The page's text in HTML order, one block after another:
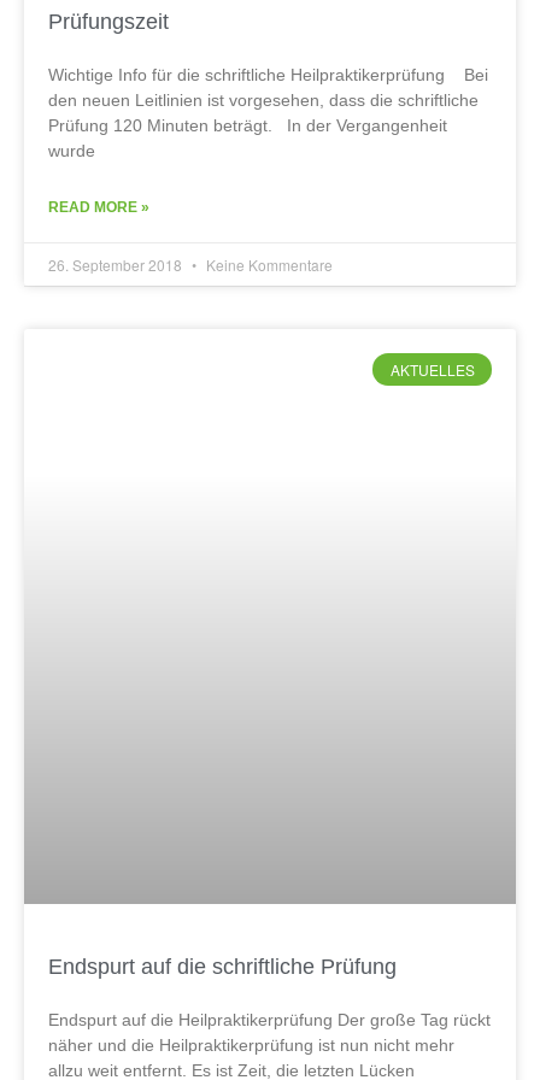
Prüfungszeit
Wichtige Info für die schriftliche Heilpraktikerprüfung Bei
den neuen Leitlinien ist vorgesehen, dass die schriftliche
Prüfung 120 Minuten beträgt. In der Vergangenheit
wurde
READ MORE »
26. September 2018 Keine Kommentare
AKTUELLES
Endspurt auf die schriftliche Prüfung
Endspurt auf die Heilpraktikerprüfung Der große Tag rückt
näher und die Heilpraktikerprüfung ist nun nicht mehr
allzu weit entfernt. Es ist Zeit, die letzten Lücken